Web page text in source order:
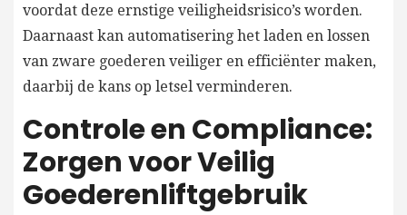
voordat deze ernstige veiligheidsrisico’s worden.
Daarnaast kan automatisering het laden en lossen
van zware goederen veiliger en efficiënter maken,
daarbij de kans op letsel verminderen.
Controle en Compliance:
Zorgen voor Veilig
Goederenliftgebruik